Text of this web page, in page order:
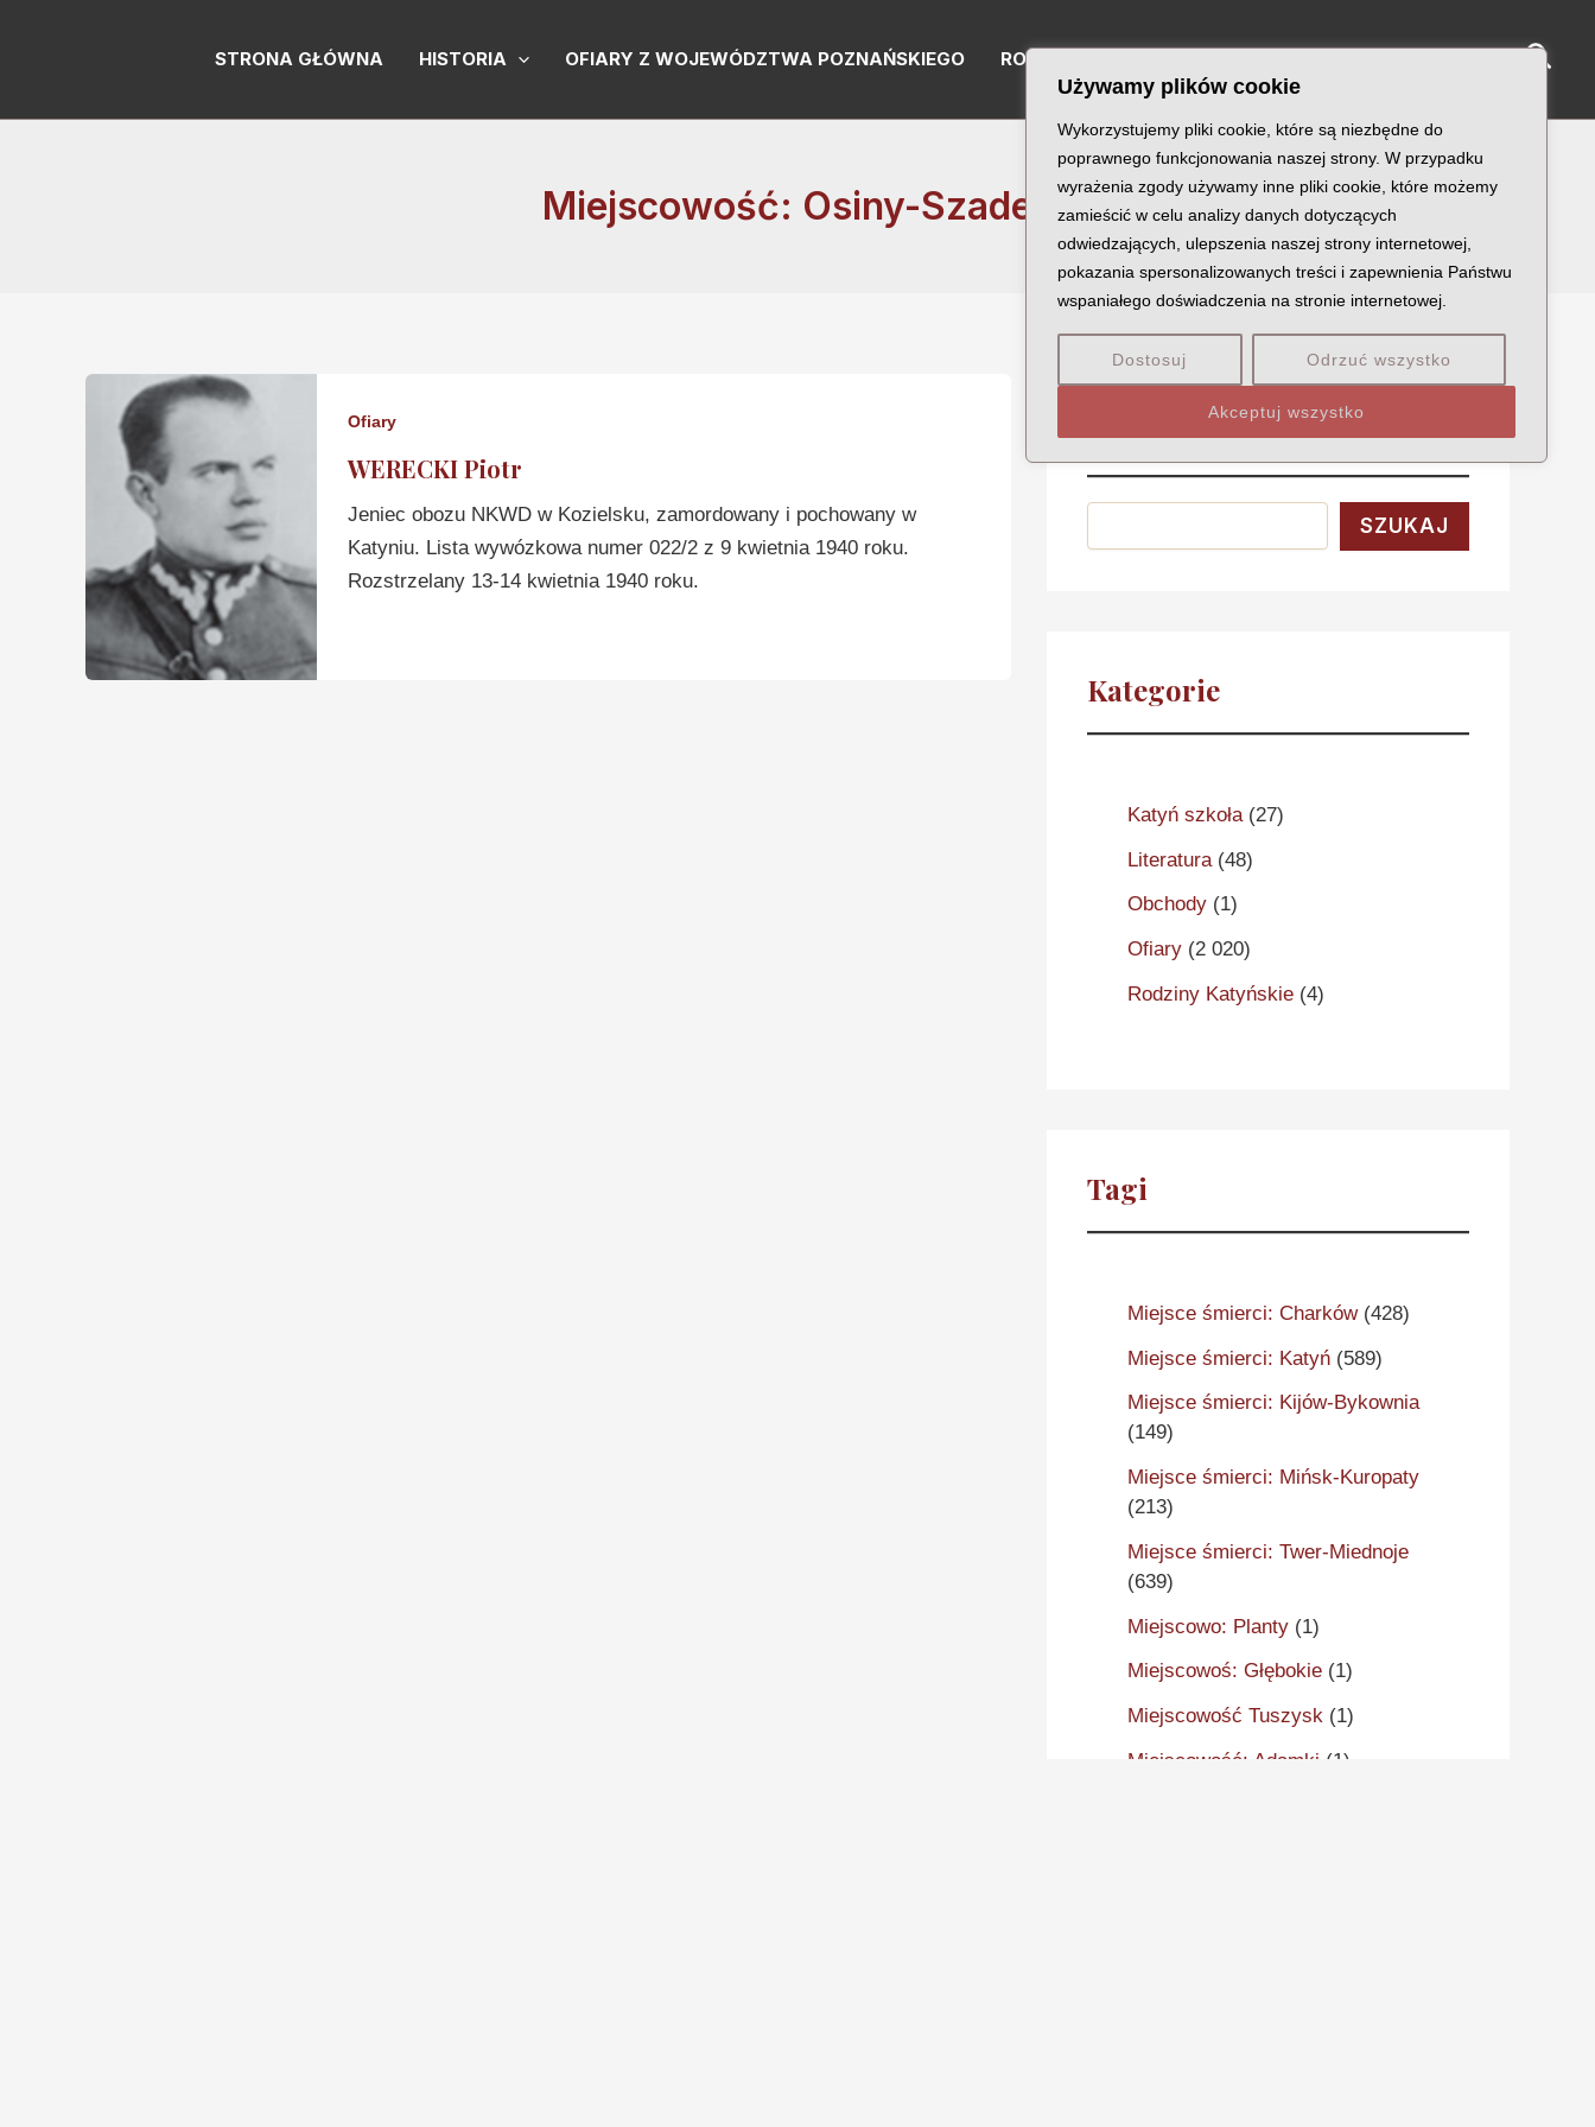
Używamy plików cookie
Wykorzystujemy pliki cookie, które są niezbędne do
poprawnego funkcjonowania naszej strony. W przypadku
wyrażenia zgody używamy inne pliki cookie, które możemy
zamieścić w celu analizy danych dotyczących
odwiedzających, ulepszenia naszej strony internetowej,
pokazania spersonalizowanych treści i zapewnienia Państwu
wspaniałego doświadczenia na stronie internetowej.
Dostosuj Odrzuć wszystko
Akceptuj wszystko
STRONA GŁÓWNA HISTORIA OFIARY Z WOJEWÓDZTWA POZNAŃSKIEGO RODZINY KATYŃSKIE
Miejscowość: Osiny-Szadek
Ofiary
WERECKI Piotr
Jeniec obozu NKWD w Kozielsku, zamordowany i pochowany w
Katyniu. Lista wywózkowa numer 022/2 z 9 kwietnia 1940 roku.
Rozstrzelany 13-14 kwietnia 1940 roku.
Wyszukaj
Szukaj
SZUKAJ
Kategorie
Katyń szkoła (27)
Literatura (48)
Obchody (1)
Ofiary (2 020)
Rodziny Katyńskie (4)
Tagi
Miejsce śmierci: Charków(428)
Miejsce śmierci: Katyń (589)
Miejsce śmierci: Kijów-Bykownia
(149)
Miejsce śmierci: Mińsk-Kuropaty
(213)
Miejsce śmierci: Twer-Miednoje
(639)
Miejscowo: Planty (1)
Miejscowoś: Głębokie (1)
Miejscowość Tuszysk (1)
Miejscowość: Adamki (1)